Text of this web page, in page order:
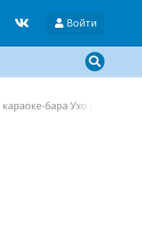
Войти
бара Ухо и